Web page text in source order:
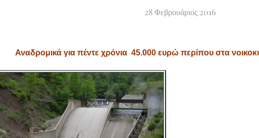
28 Φεβρουάριος 2016
Αναδρομικά για πέντε χρόνια 45.000 ευρώ περίπου στα